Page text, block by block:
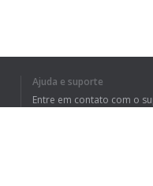
Ajuda e suporte
Entre em contato com o